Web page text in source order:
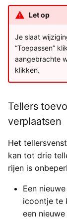
Let op
Je slaat
“Toepassen”
aangebrachte
klikken.
Tellers
verplaatsen
Het
kan tot drie
rijen is
Een
icoontje te
een